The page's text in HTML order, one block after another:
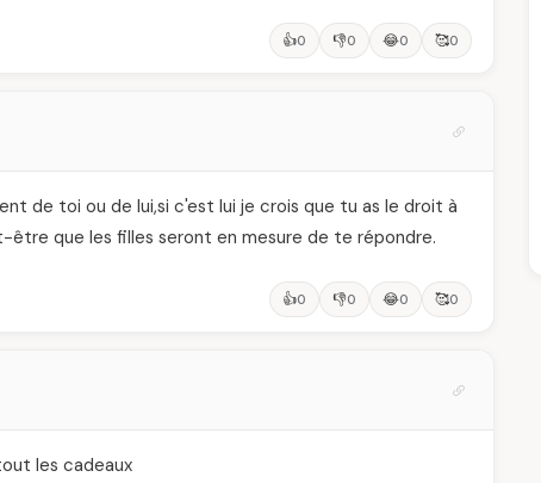
👍0 👎0 😂0 🥰0
de toi ou de lui,si c'est lui je crois que tu as le droit à
que les filles seront en mesure de te répondre.
👍0 👎0 😂0 🥰0
les cadeaux